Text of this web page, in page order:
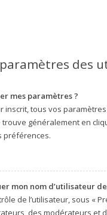
des
mes paramètres ?
inscrit, tous vos
généralement en
préférences.
mon nom d’utilisateur
de l’utilisateur, sous «
des modérateurs et